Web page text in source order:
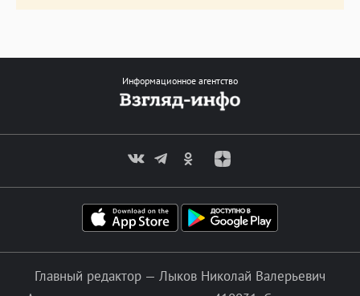
Информационное агентство
Главный редактор — Лыков Николай Валерьевич